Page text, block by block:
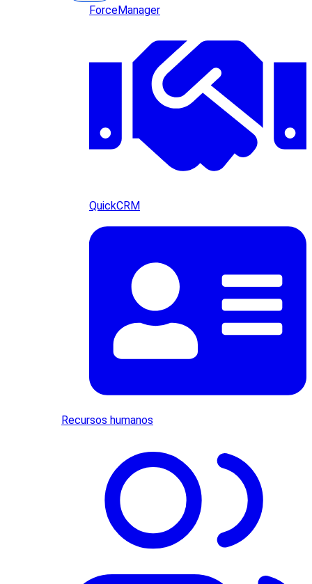
ForceManager
QuickCRM
Recursos humanos